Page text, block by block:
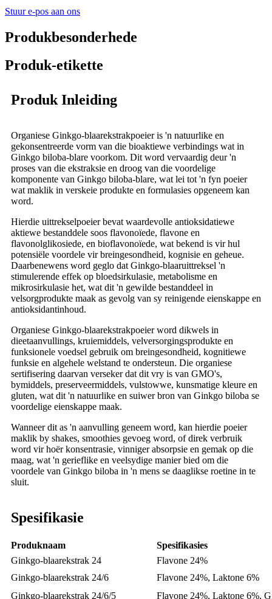
Stuur e-pos aan ons
Produkbesonderhede
Produk-etikette
Produk Inleiding
Organiese Ginkgo-blaarekstrakpoeier is 'n natuurlike en
gekonsentreerde vorm van die bioaktiewe verbindings wat in
Ginkgo biloba-blare voorkom. Dit word vervaardig deur 'n
proses van die ekstraksie en droog van die voordelige
komponente van Ginkgo biloba-blare, wat lei tot 'n fyn poeier
wat maklik in verskeie produkte en formulasies opgeneem kan
word.
Hierdie uittrekselpoeier bevat waardevolle antioksidatiewe
aktiewe bestanddele soos flavonoïede, flavone en
flavonolglikosiede, en bioflavonoïede, wat bekend is vir hul
potensiële voordele vir breingesondheid, kognisie en geheue.
Daarbenewens word geglo dat Ginkgo-blaaruittreksel 'n
stimulerende effek op bloedsirkulasie, metabolisme en
mikrosirkulasie het, wat dit 'n gewilde bestanddeel in
velsorgprodukte maak as gevolg van sy reinigende eienskappe en
antioksidantinhoud.
Organiese Ginkgo-blaarekstrakpoeier word dikwels in
dieetaanvullings, kruiemiddels, velversorgingsprodukte en
funksionele voedsel gebruik om breingesondheid, kognitiewe
funksie en algehele welstand te ondersteun. Die organiese
sertifisering daarvan verseker dat dit vry is van GMO's,
bymiddels, preserveermiddels, vulstowwe, kunsmatige kleure en
gluten, wat dit 'n natuurlike en suiwer bron van Ginkgo biloba se
voordelige eienskappe maak.
Wanneer dit as 'n aanvulling geneem word, kan hierdie poeier
maklik by shakes, smoothies gevoeg word, of direk verbruik
word vir hoër konsentrasie, vinniger absorpsie en gemak op die
maag, wat 'n gerieflike en veelsydige manier bied om die
voordele van Ginkgo biloba in 'n mens se daaglikse roetine in te
sluit.
Spesifikasie
Produknaam
Spesifikasies
Ginkgo-blaarekstrak 24
Flavone 24%
Ginkgo-blaarekstrak 24/6
Flavone 24%, Laktone 6%
Ginkgo-blaarekstrak 24/6/5
Flavone 24%, Laktone 6%,